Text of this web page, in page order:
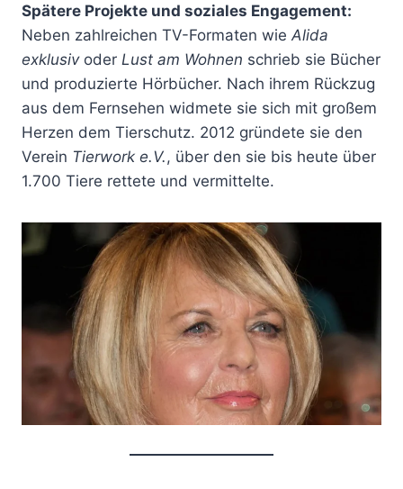
Spätere Projekte und soziales Engagement:
Neben zahlreichen TV-Formaten wie Alida
exklusivoder Lust am Wohnen schrieb sie Bücher
und produzierte Hörbücher. Nach ihrem Rückzug
aus dem Fernsehen widmete sie sich mit großem
Herzen dem Tierschutz. 2012 gründete sie den
Verein Tierwork e.V. , über den sie bis heute über
1.700 Tiere rettete und vermittelte.